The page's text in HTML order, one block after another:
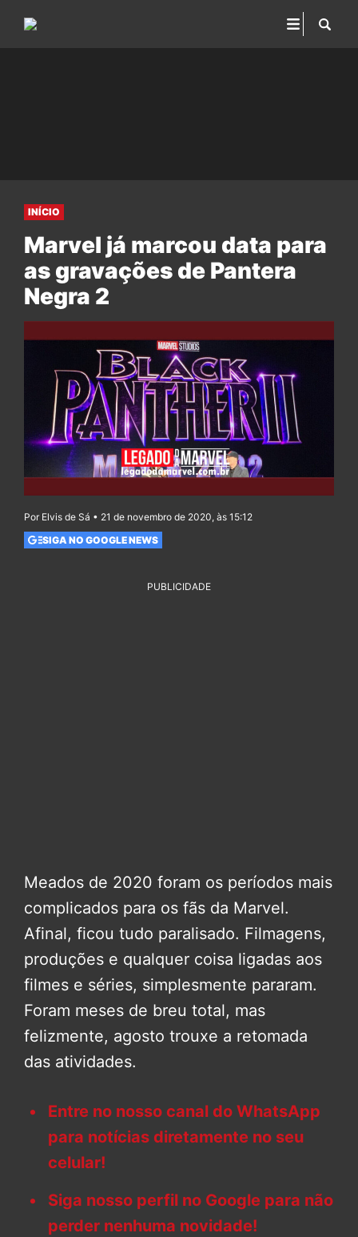
INÍCIO
Marvel já marcou data para
as gravações de Pantera
Negra 2
Por Elvis de Sá • 21 de novembro de 2020, às 15:12
SIGA NO GOOGLE NEWS
PUBLICIDADE
Meados de 2020 foram os períodos mais
complicados para os fãs da Marvel.
Afinal, ficou tudo paralisado. Filmagens,
produções e qualquer coisa ligadas aos
filmes e séries, simplesmente pararam.
Foram meses de breu total, mas
felizmente, agosto trouxe a retomada
das atividades.
Entre no nosso canal do WhatsApp
para notícias diretamente no seu
celular!
Siga nosso perfil no Google para não
perder nenhuma novidade!